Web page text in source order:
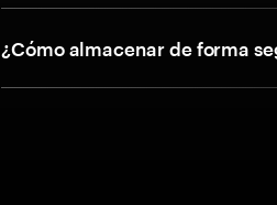
¿Cómo almacenar de forma